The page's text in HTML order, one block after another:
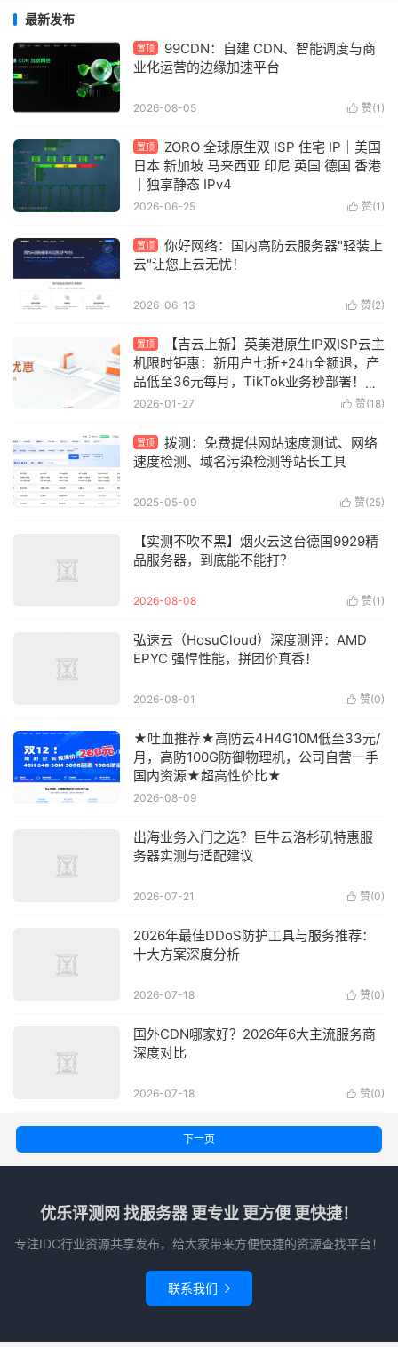
最新发布
置顶
99CDN：自建 CDN、智能调度与商
业化运营的边缘加速平台
 赞(1 )
2026-08-05
置顶
ZORO 全球原生双 ISP 住宅 IP｜美国
日本 新加坡 马来西亚 印尼 英国 德国 香港
｜独享静态 IPv4
 赞(1 )
2026-06-25
置顶
你好网络：国内高防云服务器"轻装上
云"让您上云无忧！
 赞(2)
2026-06-13
置顶
【吉云上新】英美港原生IP双ISP云主
机限时钜惠：新用户七折+24h全额退，产
品低至36元每月，TikTok业务秒部署！含
测评
 赞(18)
2026-01-27
置顶
拨测：免费提供网站速度测试、网络
速度检测、域名污染检测等站长工具
 赞(25)
2025-05-09
【实测不吹不黑】烟火云这台德国9929精
品服务器，到底能不能打？
 赞(1 )
2026-08-08
弘速云（HosuCloud）深度测评：AMD
EPYC 强悍性能，拼团价真香！
 赞(0)
2026-08-01
★吐血推荐★高防云4H4G10M低至33元/
月，高防100G防御物理机，公司自营一手
国内资源★超高性价比★
2026-08-09
出海业务入门之选？巨牛云洛杉矶特惠服
务器实测与适配建议
 赞(0)
2026-07-21
2026年最佳DDoS防护工具与服务推荐：
十大方案深度分析
 赞(0)
2026-07-18
国外CDN哪家好？2026年6大主流服务商
深度对比
 赞(0)
2026-07-18
下一页
优乐评测网 找服务器 更专业 更方便 更快捷！
专注IDC行业资源共享发布，给大家带来方便快捷的资源查找平台！
联系我们 